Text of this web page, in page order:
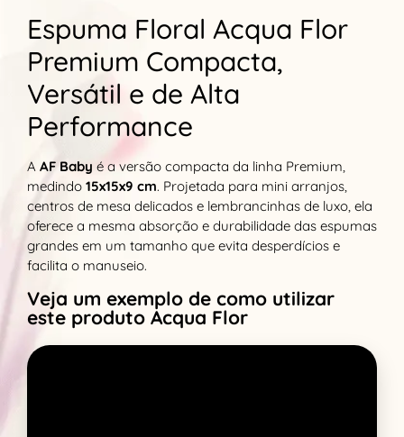
Espuma Floral Acqua Flor
Premium Compacta,
Versátil e de Alta
Performance
A AF Baby é a versão compacta da linha Premium,
medindo 15x15x9 cm. Projetada para mini arranjos,
centros de mesa delicados e lembrancinhas de luxo, ela
oferece a mesma absorção e durabilidade das espumas
grandes em um tamanho que evita desperdícios e
facilita o manuseio.
Veja um exemplo de como utilizar
este produto Acqua Flor